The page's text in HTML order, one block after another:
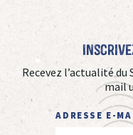
Recevez l’actualité
mail
ADRESSE E-